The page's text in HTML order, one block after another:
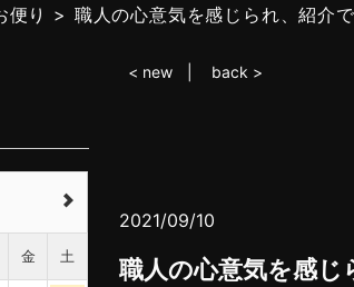
便り 職人の心意気を感じられ、紹介
< new back >
2021/09/10
職人の心意気を感じ
金 土